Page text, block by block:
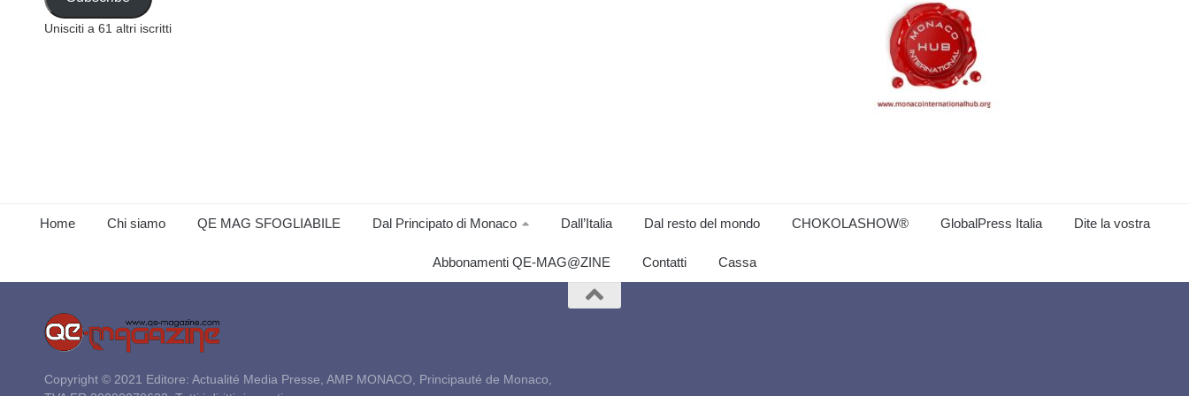
Unisciti a 61 altri iscritti
Home Chi siamo QE MAG SFOGLIABILE Dal Principato di Monaco Dall’Italia Dal resto del mondo CHOKOLASHOW® GlobalPress Italia Dite la vostra
Abbonamenti QE-MAG@ZINE Contatti Cassa
Copyright © 2021 Editore: Actualité Media Presse, AMP MONACO, Principauté de Monaco,